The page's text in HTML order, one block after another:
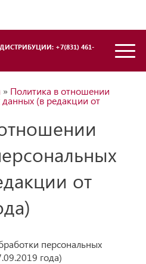
+7(831) 461-
» Политика в отношении
(в редакции от
от
персональных
года)